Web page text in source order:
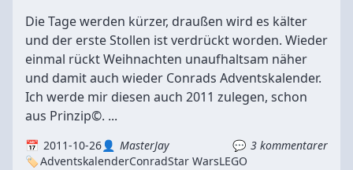
Die Tage werden kürzer, draußen wird es kälter
und der erste Stollen ist verdrückt worden. Wieder
einmal rückt Weihnachten unaufhaltsam näher
und damit auch wieder Conrads Adventskalender.
Ich werde mir diesen auch 2011 zulegen, schon
aus Prinzip©. ...
2011-10-26 MasterJay
3 kommentarer
AdventskalenderConradStar WarsLEGO